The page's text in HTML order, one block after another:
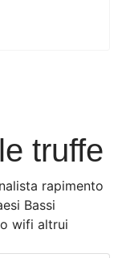
truffe
rapimento
Bassi
wifi altrui